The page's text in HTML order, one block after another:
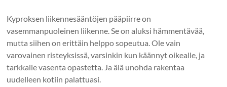
Kyproksen liikennesääntöjen pääpiirre on
vasemmanpuoleinen liikenne. Se on aluksi hämmentävää,
mutta siihen on erittäin helppo sopeutua. Ole vain
varovainen risteyksissä, varsinkin kun käännyt oikealle, ja
tarkkaile vasenta opastetta. Ja älä unohda rakentaa
uudelleen kotiin palattuasi.